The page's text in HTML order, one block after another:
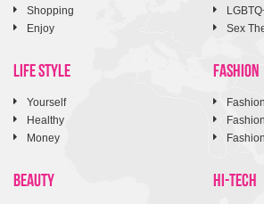
Shopping
Enjoy
Sex
LIFE STYLE
Yourself
Healthy
Money
FASHION
BEAUTY HI-TECH